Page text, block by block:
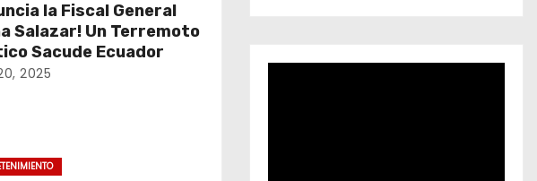
la Fiscal General
Salazar! Un Terremoto
Sacude Ecuador
2025